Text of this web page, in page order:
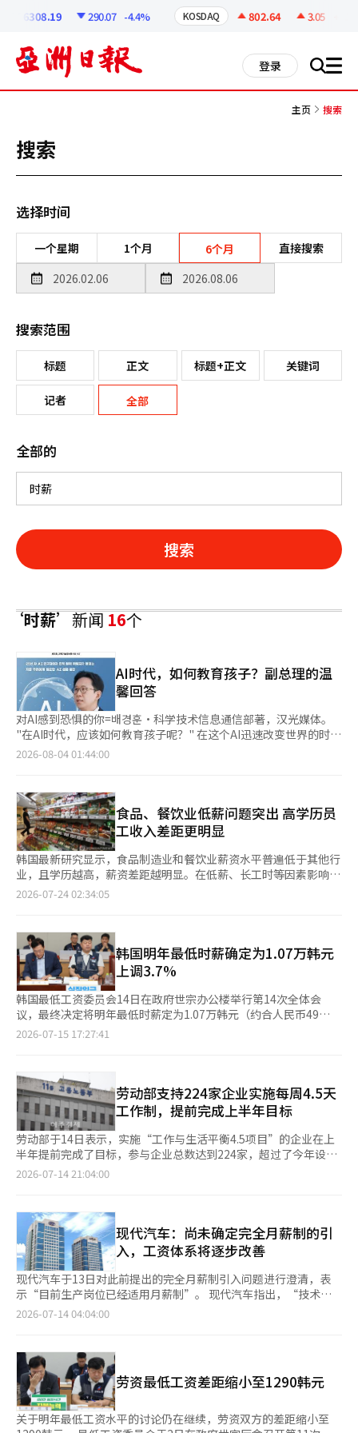
6308.19 290.07 -4.4% KOSDAQ 802.64 3.05 +0.38%
登录 搜 all
主页 搜索
搜索
选择时间
一个星期 1个月 6个月 直接搜索
搜索范围
标题 正文 标题+正文 关键词
记者 全部
全部的
搜索
‘时薪’新闻16个
AI时代，如何教育孩子？副总理的温
馨回答
对AI感到恐惧的你=배경훈·科学技术信息通信部著，汉光媒体。
"在AI时代，应该如何教育孩子呢？" 在这个AI迅速改变世界的时
代，作为父母的我们或许都曾思考过这个问题。韩国副总理兼科学
探讨了个人、社会和政府在AI带来的巨大变化中应如何应对。内容
涵盖了AI时代的子女教育、职业市场变化的应对、创业策略、职场
内AI的合理应用范围、主权AI的必要性，以及深度伪造和假新闻等
AI带来的风险等多个主题。 배副总理谨慎地提到，随着世界的快速
变化，他所给出的答案只是“2026年的答案，2030年可能并不适
用”。但他强调，教育中有一些不变的原则。与孩子进行简单的对
话、共同思考孩子的问题，依然是五年后最重要的教育方式。他坚
信，培养孩子提出好问题的能力比单纯记忆答案更为重要，AI时代
何利用AI进行有效提问和验证结果的方法。此外，书中还包含了创
业时应专注于特定行业的垂直AI领域，而非与大型科技公司正面竞
争等多种生存策略。如果你想了解AI将带来的重大变化方向，并为
此做好准备，建议阅读此书。 "我们国家为迎接人工智能时代做了
哪些准备？我想这样回答：我们的目标不是让孩子们更快地记住答
案，而是帮助他们成长为能够坚持自己问题的人。在AI时代，更重
要的不是记忆答案的能力，而是提问的能力。" (第331页) 不懂就
成冤大头的投资常识=이현우著，汉斯媒体。 本书为投资初学者提
了针对“投资小白”的最简单投资教科书。书中将核心概念简单明
了地阐述，适合那些在复杂术语和众多投资产品中感到迷茫的读
者。书中共六章，详细解释了投资的基本知识，包括定期存款、股
票、基金、ETF、利率、汇率、保险、养老金和房地产等内容，投
资初学者也能轻松阅读。 "ETF是一种兼具基金和股票优点的产
品，适合初学者积累实战经验，因为它可以用小额资金进行投资。
其结构相对简单，交易方式也与普通股票相同，因此可以作为理解
平完全不同。" (第138页) 一小时=井上浩二著，韩世熙译，All
That Books。 副标题“改变人生的早晨一小时的奇迹”表明，作
者认为只需比平时早起一个小时，就能改变人生。关键在于起床时
间，而是如何利用这一个小时。作者建议将早晨时间用于阅读、学
习、锻炼等“目标导向”的活动，或用于散步、拉伸、打扫等“生
活型”的活动，以恢复生活的平衡，并提供了长期实践中积累的经
验和原则，如优先考虑睡眠、合理安排时间表等。如果你总觉得忙
择，你会选择哪个？大多数人会选择能赚到钱的时间（即时薪10
万）。而选择‘自由时间1小时’则不会带来金钱。但假设你将这
段时间用于技能学习。经过10小时、100小时、1000小时的坚持，
终有一天你会拥有惊人的技能。那时，你将成为比时薪10万更优秀
的技术人才，可能是5倍、10倍的优秀。" (第34页)※ 本报道经人
2026-08-04 01:44:00
食品、餐饮业低薪问题突出 高学历员
工收入差距更明显
韩国最新研究显示，食品制造业和餐饮业薪资水平普遍低于其他行
业，且学历越高，薪资差距越明显。在低薪、长工时等因素影响
下，行业人才流失压力持续加大。 韩国农村经济研究院（KREI）
（约合人民币81元），仅相当于其他制造业平均水平（2.1982万
韩元）的81%；餐饮业员工平均时薪为1.2767万韩元，仅为批发
零售、运输、住宿等可比行业平均水平的68%。 从学历来看，高
学历群体的薪资差距更加明显。专科及以上学历的食品制造业员工
平均时薪仅为其他制造业同类岗位的83%，餐饮业员工则仅为可比
行业的64%。此外，餐饮业正式员工每周平均工作43.5小时，高于
可比行业的41.7小时，呈现出工时更长、收入更低的特点。 报告指
出，食品制造业和餐饮业以中小企业为主，受企业规模较小、利润
行业对人才的吸引力持续下降。 调查还显示，从业人员长期留任
意愿并不高。约20%的食品制造业员工和37%的餐饮业员工表
示，目前从事这份工作主要是为了维持生计；另有11%和13%的
受访者将现有岗位视为进入更好工作的过渡阶段。在离职原因方
面，两大行业员工主动离职比例分别高达71%和82%，反映出行
业人员流动率较高，人才流失压力持续加大。 报告认为，考虑到
行业经营环境等现实因素，短期内大幅提高薪资并不容易，因此建
议企业通过改善工作环境、增加带薪休假、推行弹性工作制、缩短
解行业人才流失问题。
2026-07-24 02:34:05
韩国明年最低时薪确定为1.07万韩元
上调3.7%
韩国最低工资委员会14日在政府世宗办公楼举行第14次全体会
议，最终决定将明年最低时薪定为1.07万韩元（约合人民币49
元）。这一标准较今年的1.032万韩元提高380韩元，涨幅为
双方先后提交12轮修正方案，将分歧缩小至130韩元。 公益委员随
后提出1.06万至1.086万韩元的“审议促进区间”，并建议劳资双
方以1.072万韩元达成协议，但双方未能缩小分歧。 在最后一轮方
案中，劳方提出1.073万韩元，资方提出1.07万韩元。最终，委员
会27名委员进行表决，劳方方案获得11票，资方方案获得15票，
另有1票无效，资方提出的1.07万韩元方案获通过。
2026-07-15 17:27:41
劳动部支持224家企业实施每周4.5天
工作制，提前完成上半年目标
劳动部于14日表示，实施“工作与生活平衡4.5项目”的企业在上
半年提前完成了目标，参与企业总数达到224家，超过了今年设定
的220家目标，达成率为101.8%。参与企业中，50人以下的小型
间缩短措施。目前，企业采用的模式包括每周五下午休假、每两周
特定日休假、每月两次自愿缩短4小时工作、以及每天减少1小时的
每周35小时制等多种形式。 劳动部指出，劳动时间的缩短不仅仅
是减少工作时间，还能提升生产力和吸引人才。例如，金融科技公
司WireBarley为了吸引优秀人才，实施了每周38小时工作制。通
过减少不必要的报告和会议，集中工作时间，去年员工流失率减少
了75%，新招聘人数增加了200%。在不减少工资的情况下，法定
工作时间缩短2小时，时薪提高了5%。 位于地方工业园区的
制，每周五下午休假。通过改善工作流程和部门定制的人工智能
（AI）应用来应对工作空缺。实施每周4.5天工作制后，该公司新
招聘了一名员工，目前正在招聘三名员工。特别是，18名办公室员
工的周总工作时间从673小时减少到648小时，减少了25小时。 此
次项目表明，劳动时间缩短的讨论不仅限于大企业或办公室工作，
而是可以作为中小企业应对人力资源短缺的手段。尤其是在地方工
2026-07-14 21:04:00
现代汽车：尚未确定完全月薪制的引
入，工资体系将逐步改善
现代汽车于13日对此前提出的完全月薪制引入问题进行澄清，表
示“目前生产岗位已经适用月薪制”。 现代汽车指出，“技术岗
位（生产岗位）的工资体系自2012年起已从时薪制转为月薪
会在8日举行的2026年工资及集体协议（薪资谈判）中达成共识，
双方将共同研究和讨论工会提出的完全月薪制的“面向未来的先进
工资体系改善方案”。 双方正在通过2025年集体谈判中新设的工
会与企业共同工作组，审查工资体系改善方案等相关事宜。 现代
汽车表示，“（8日的）协议并不是以引入完全月薪制为前提或确
2026-07-14 04:04:00
劳资最低工资差距缩小至1290韩元
关于明年最低工资水平的讨论仍在继续，劳资双方的差距缩小至